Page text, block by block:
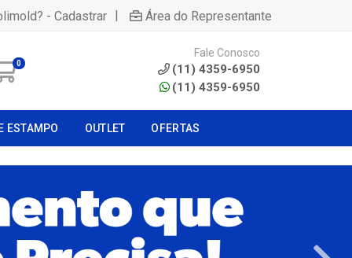
- Cadastrar | Área do Representante
0
Fale Conosco
(11) 4359-6950
(11) 4359-6950
ESTAMPO OUTLET OFERTAS